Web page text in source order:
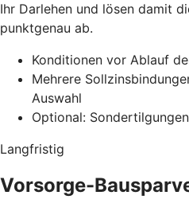
Ihr Darlehen und lösen damit
punktgenau ab.
Konditionen vor Ablauf
Mehrere
Auswahl
Optional:
Langfristig
Vorsorge-